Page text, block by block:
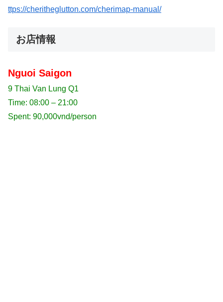
ttps://cheritheglutton.com/cherimap-manual/
お店情報
Nguoi Saigon
9 Thai Van Lung Q1
Time: 08:00 – 21:00
Spent: 90,000vnd/person